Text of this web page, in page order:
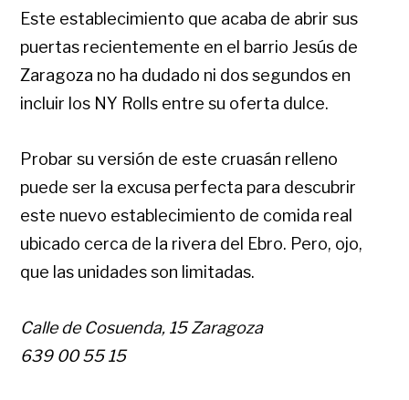
Este establecimiento que acaba de abrir sus
puertas recientemente en el barrio Jesús de
Zaragoza no ha dudado ni dos segundos en
incluir los NY Rolls entre su oferta dulce.
Probar su versión de este cruasán relleno
puede ser la excusa perfecta para descubrir
este nuevo establecimiento de comida real
ubicado cerca de la rivera del Ebro. Pero, ojo,
que las unidades son limitadas.
Calle de Cosuenda, 15 Zaragoza
639 00 55 15